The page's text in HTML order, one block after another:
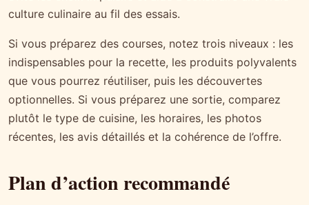
culture culinaire au fil des essais.
Si vous préparez des courses, notez trois niveaux : les
indispensables pour la recette, les produits polyvalents
que vous pourrez réutiliser, puis les découvertes
optionnelles. Si vous préparez une sortie, comparez
plutôt le type de cuisine, les horaires, les photos
récentes, les avis détaillés et la cohérence de l’offre.
Plan d’action recommandé